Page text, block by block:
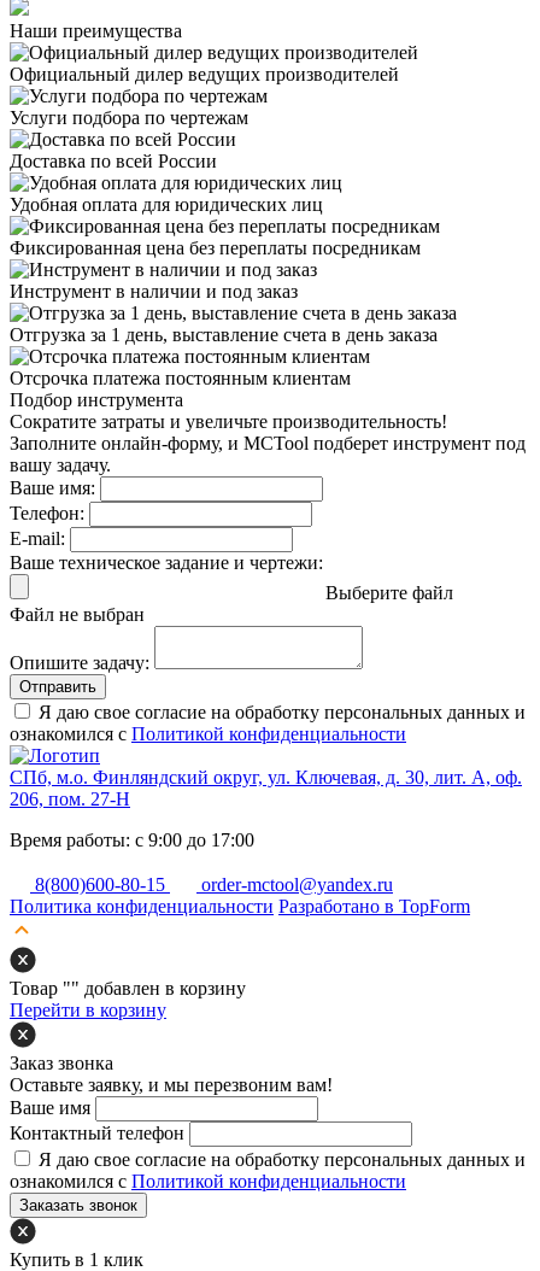
Наши преимущества
Официальный дилер ведущих производителей
Услуги подбора по чертежам
Доставка по всей России
Удобная оплата для юридических лиц
Фиксированная цена без переплаты посредникам
Инструмент в наличии и под заказ
Отгрузка за 1 день, выставление счета в день заказа
Отсрочка платежа постоянным клиентам
Подбор инструмента
Сократите затраты и увеличьте производительность!
Заполните онлайн-форму, и MCTool подберет инструмент под
вашу задачу.
Ваше имя:
Телефон:
E-mail:
Ваше техническое задание и чертежи:
Выберите файл
Файл не выбран
Опишите задачу:
Отправить
Я даю свое согласие на обработку персональных данных и
ознакомился с Политикой конфиденциальности
СПб, м.о. Финляндский округ, ул. Ключевая, д. 30, лит. А, оф.
206, пом. 27-Н
Время работы: с 9:00 до 17:00
8(800)600-80-15
order-mctool@yandex.ru
Политика конфиденциальности Разработано в TopForm
Товар "" добавлен в корзину
Перейти в корзину
Заказ звонка
Оставьте заявку, и мы перезвоним вам!
Ваше имя
Контактный телефон
Я даю свое согласие на обработку персональных данных и
ознакомился с Политикой конфиденциальности
Заказать звонок
Купить в 1 клик